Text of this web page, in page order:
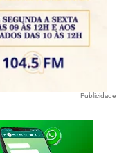
Publicidade